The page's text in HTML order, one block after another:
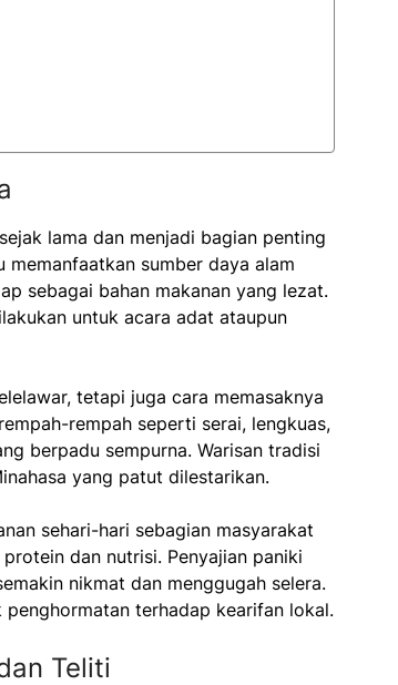
lama dan menjadi bagian penting
sumber daya alam
sebagai bahan makanan yang lezat.
untuk acara adat ataupun
tetapi juga cara memasaknya
rempah seperti serai, lengkuas,
berpadu sempurna. Warisan tradisi
yang patut dilestarikan.
sehari-hari sebagian masyarakat
dan nutrisi. Penyajian paniki
nikmat dan menggugah selera.
terhadap kearifan lokal.
Teliti